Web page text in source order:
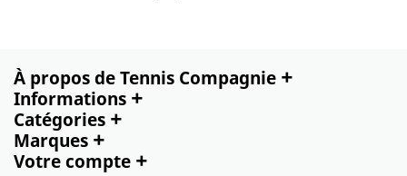
À propos de Tennis Compagnie +
Informations +
Catégories +
Marques +
Votre compte +